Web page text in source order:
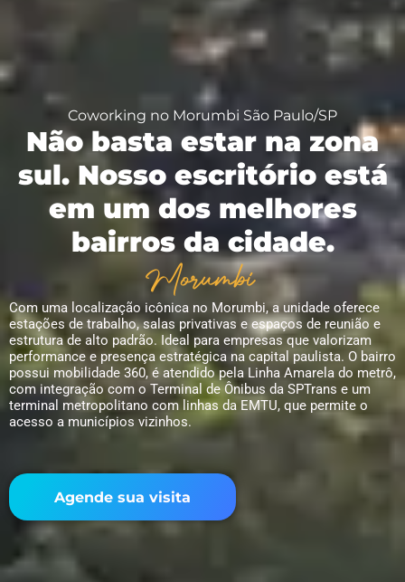
Coworking no Morumbi São Paulo/SP
Não basta estar na zona
sul. Nosso escritório está
em um dos melhores
bairros da cidade.
Morumbi
Com uma localização icônica no Morumbi, a unidade oferece
estações de trabalho, salas privativas e espaços de reunião e
estrutura de alto padrão. Ideal para empresas que valorizam
performance e presença estratégica na capital paulista. O bairro
possui mobilidade 360, é atendido pela Linha Amarela do metrô,
com integração com o Terminal de Ônibus da SPTrans e um
terminal metropolitano com linhas da EMTU, que permite o
acesso a municípios vizinhos.
Agende sua visita